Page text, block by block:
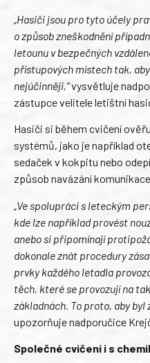
„Hasiči jsou pro tyto účely
o způsob zneškodnění
letounu v bezpečných
přístupových místech tak,
nejúčinněji,“vysvětluje
zástupce velitele letištní
Hasiči si během cvičení
systémů, jako je například
sedaček v kokpitu nebo
způsob navázání
„Ve spolupráci s leteckým
kde lze například provést
anebo si připomínají
dokonale znát procedury
prvky každého letadla
těch, které se provozují na
základnách. To proto, aby byl
upozorňuje nadporučice
Společné cvičení i s